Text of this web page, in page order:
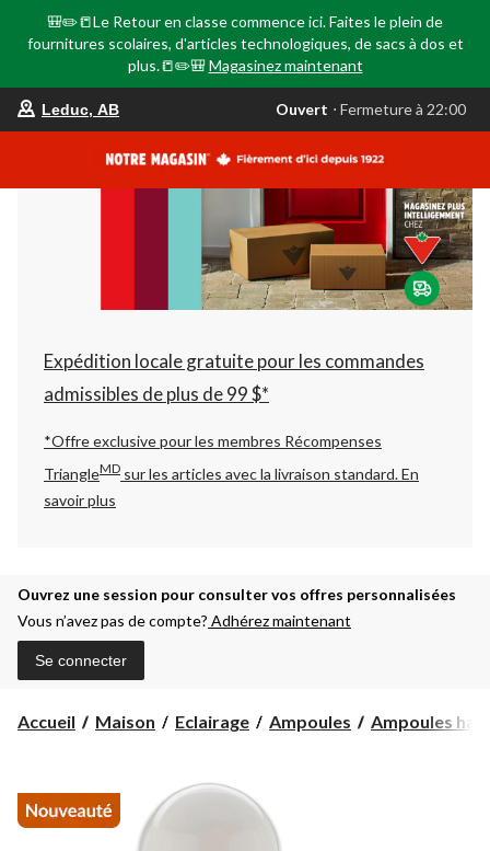
🎒✏️📒Le Retour en classe commence ici. Faites le plein de
fournitures scolaires, d'articles technologiques, de sacs à dos et
plus.📒✏️🎒 Magasinez maintenant
votre
est
AB,
Ouvert,
Fermeture
à
22:00
changer
Leduc, AB Ouvert ⋅ Fermeture à 22:00
Expédition locale gratuite pour les commandes
admissibles de plus de 99 $*
*Offre exclusive pour les membres Récompenses
TriangleMD sur les articles avec la livraison standard.En
savoir plus
Ouvrez une session pour consulter vos offres personnalisées
Vous n’avez pas de compte? Adhérez maintenant
Se connecter
Accueil Maison Eclairage Ampoules Ampoules